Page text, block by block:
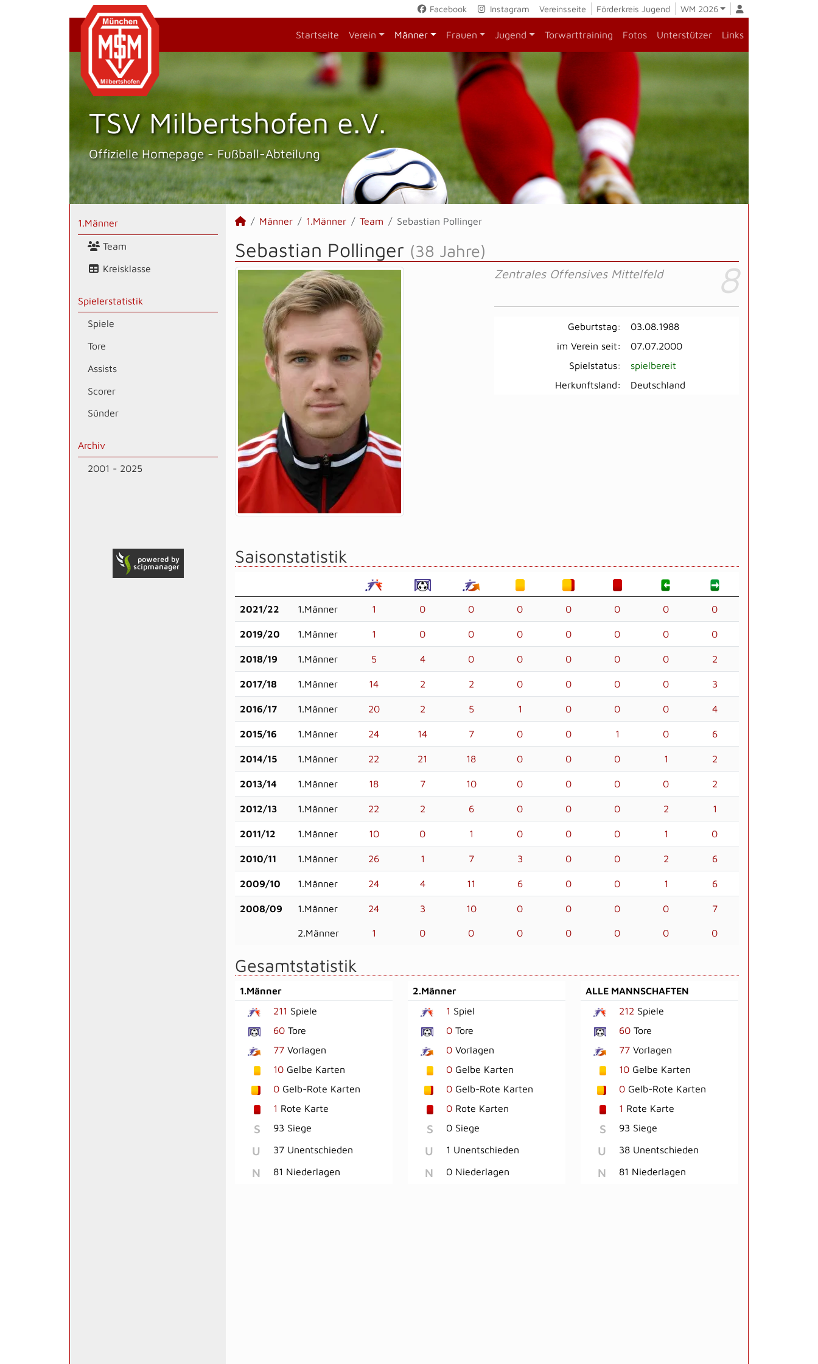
Facebook Instagram Vereinsseite Förderkreis Jugend WM 2026
Startseite Verein Männer Frauen Jugend Torwarttraining Fotos Unterstützer Links
TSV Milbertshofen e.V.
Offizielle Homepage - Fußball-Abteilung
1.Männer
Team
Kreisklasse
Spielerstatistik
Spiele
Tore
Assists
Scorer
Sünder
Archiv
2001 - 2025
Männer 1.Männer Team Sebastian Pollinger
Sebastian Pollinger (38 Jahre)
8
Zentrales Offensives Mittelfeld
Geburtstag:
03.08.1988
im Verein seit:
07.07.2000
Spielstatus:
spielbereit
Herkunftsland:
Deutschland
Saisonstatistik
2021/22 1.Männer 1 0 0 0 0 0 0 0
2019/20 1.Männer 1 0 0 0 0 0 0 0
2018/19 1.Männer 5 4 0 0 0 0 0 2
2017/18 1.Männer 14 2 2 0 0 0 0 3
2016/17 1.Männer 20 2 5 1 0 0 0 4
2015/16 1.Männer 24 14 7 0 0 1 0 6
2014/15 1.Männer 22 21 18 0 0 0 1 2
2013/14 1.Männer 18 7 10 0 0 0 0 2
2012/13 1.Männer 22 2 6 0 0 0 2 1
2011/12 1.Männer 10 0 1 0 0 0 1 0
2010/11 1.Männer 26 1 7 3 0 0 2 6
2009/10 1.Männer 24 4 11 6 0 0 1 6
2008/09 1.Männer 24 3 10 0 0 0 0 7
2.Männer 1 0 0 0 0 0 0 0
Gesamtstatistik
1.Männer
211 Spiele
60 Tore
77 Vorlagen
10 Gelbe Karten
0 Gelb-Rote Karten
1 Rote Karte
S 93 Siege
U 37 Unentschieden
N 81 Niederlagen
2.Männer
1 Spiel
0Tore
0Vorlagen
0Gelbe Karten
0Gelb-Rote Karten
0Rote Karten
S 0 Siege
U 1 Unentschieden
N 0 Niederlagen
ALLE MANNSCHAFTEN
212 Spiele
60Tore
77Vorlagen
10Gelbe Karten
0Gelb-Rote Karten
1 Rote Karte
S 93 Siege
U 38 Unentschieden
N 81 Niederlagen